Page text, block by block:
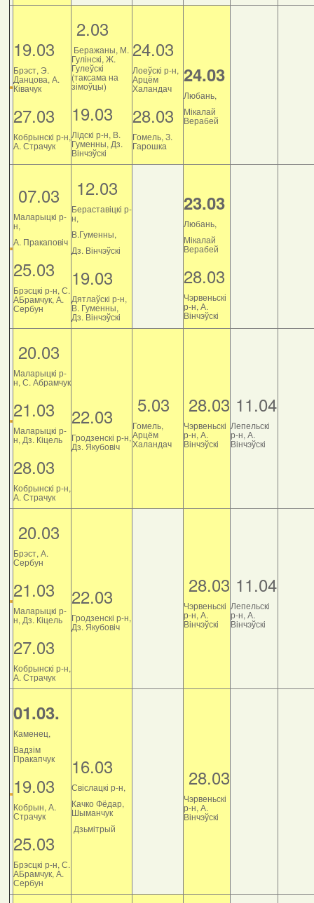
19.03
Брэст, Э.
Данцова, А.
Ківачук
27.03
Кобрынскі р-н,
А. Страчук
2.03
Беражаны, М.
Гулінскі, Ж.
Гулеўскі
(таксама на
зімоўцы)
19.03
Лідскі р-н, В.
Гуменны, Дз.
Вінчэўскі
24.03
Лоеўскі р-н,
Арцём
Халандач
28.03
Гомель, З.
Гарошка
24.03
Любань,
Мікалай
Верабей
07.03
Маларыцкі р-
н,
А. Пракаповіч
25.03
Брэсцкі р-н, С.
АБрамчук, А.
Сербун
12.03
Бераставіцкі р-
н,
В.Гуменны,
Дз. Вінчэўскі
19.03
Дятлаўскі р-н,
В. Гуменны,
Дз. Вінчэўскі
23.03
Любань,
Мікалай
Верабей
28.03
Чэрвеньскі
р-н, А.
Вінчэўскі
20.03
Маларыцкі р-
н, С. Абрамчук
21.03
Маларыцкі р-
н, Дз. Кіцель
28.03
Кобрынскі р-н,
А. Страчук
22.03
Гродзенскі р-н,
Дз. Якубовіч
5.03
Гомель,
Арцём
Халандач
28.03
Чэрвеньскі
р-н, А.
Вінчэўскі
11.04
Лепельскі
р-н, А.
Вінчэўскі
20.03
Брэст, А.
Сербун
21.03
Маларыцкі р-
н, Дз. Кіцель
27.03
Кобрынскі р-н,
А. Страчук
22.03
Гродзенскі р-н,
Дз. Якубовіч
28.03
Чэрвеньскі
р-н, А.
Вінчэўскі
11.04
Лепельскі
р-н, А.
Вінчэўскі
01.03.
Каменец,
Вадзім
Пракапчук
19.03
Кобрын, А.
Страчук
25.03
Брэсцкі р-н, С.
АБрамчук, А.
Сербун
16.03
Свіслацкі р-н,
Качко Фёдар,
Шыманчук
Дзьмітрый
28.03
Чэрвеньскі
р-н, А.
Вінчэўскі